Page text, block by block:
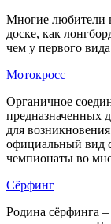
Многие любители
доске, как
чем у первого
Мотокросс
Органичное
предназначенных
для
официальный вид
чемпионаты во
Сёрфинг
Родина сёрфинга